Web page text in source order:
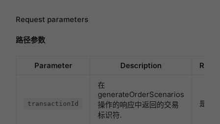
Request parameters
路径参数
Parameter Description
transactionId
在
generateOrderScenarios
操作的响应中返回的交易
标识符.
是的